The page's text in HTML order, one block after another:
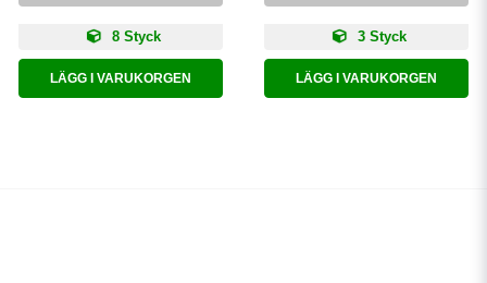
8 Styck
LÄGG I VARUKORGEN
3 Styck
LÄGG I VARUKORGEN